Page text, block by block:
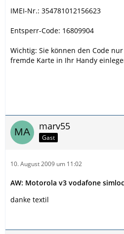
IMEI-Nr.: 354781012156623
Entsperr-Code: 16809904
Wichtig: Sie können den Code
fremde Karte in Ihr Handy
marv55
Gast
10. August 2009 um 11:02
AW: Motorola v3 vodafone
danke textil